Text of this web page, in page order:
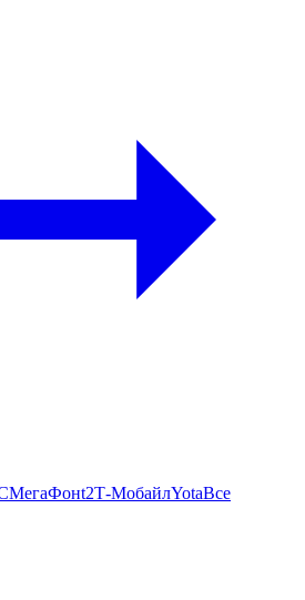
МегаФонt2Т-МобайлYotaВсе